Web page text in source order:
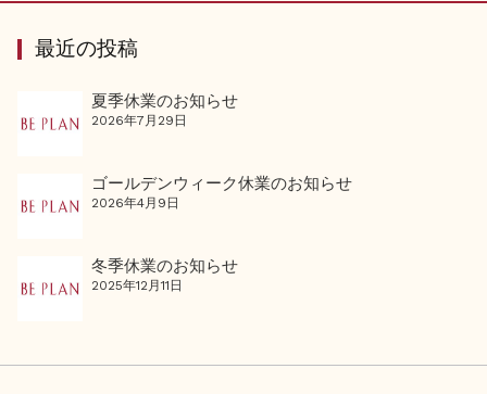
最近の投稿
夏季休業のお知らせ
2026年7月29日
ゴールデンウィーク休業のお知らせ
2026年4月9日
冬季休業のお知らせ
2025年12月11日